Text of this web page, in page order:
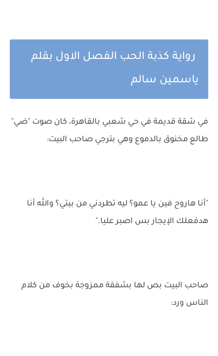
رواية كذبة الحب الفصل الاول بقلم
ياسمين سالم
في شقة قديمة في حي شعبي بالقاهرة، كان صوت "ضي"
طالع مخنوق بالدموع وهي بترجي صاحب البيت:
"أنا هاروح فين يا عمو؟ ليه تطردني من بيتي؟ والله أنا
هدفعلك الإيجار بس اصبر عليا."
صاحب البيت بص لها بشفقة ممزوجة بخوف من كلام
الناس ورد: